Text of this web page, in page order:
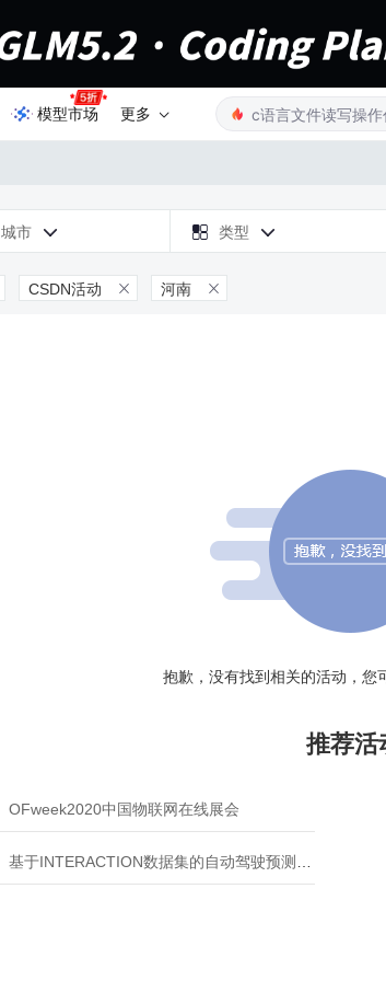
模型市场 更多
城市   类型 
CSDN活动  河南 
抱歉，没有找到相关的活动，您
推荐活
OFweek2020中国物联网在线展会
基于INTERACTION数据集的自动驾驶预测模型挑战赛